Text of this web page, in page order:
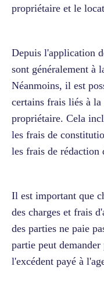
propriétaire et le
Depuis l'application
sont généralement à
Néanmoins, il est
certains frais liés à
propriétaire. Cela
les frais de
les frais de
Il est important que
des charges et frais
des parties ne paie
partie peut
l'excédent payé à